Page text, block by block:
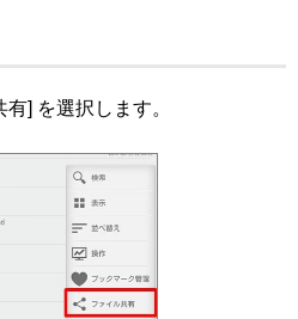
] を選択します。